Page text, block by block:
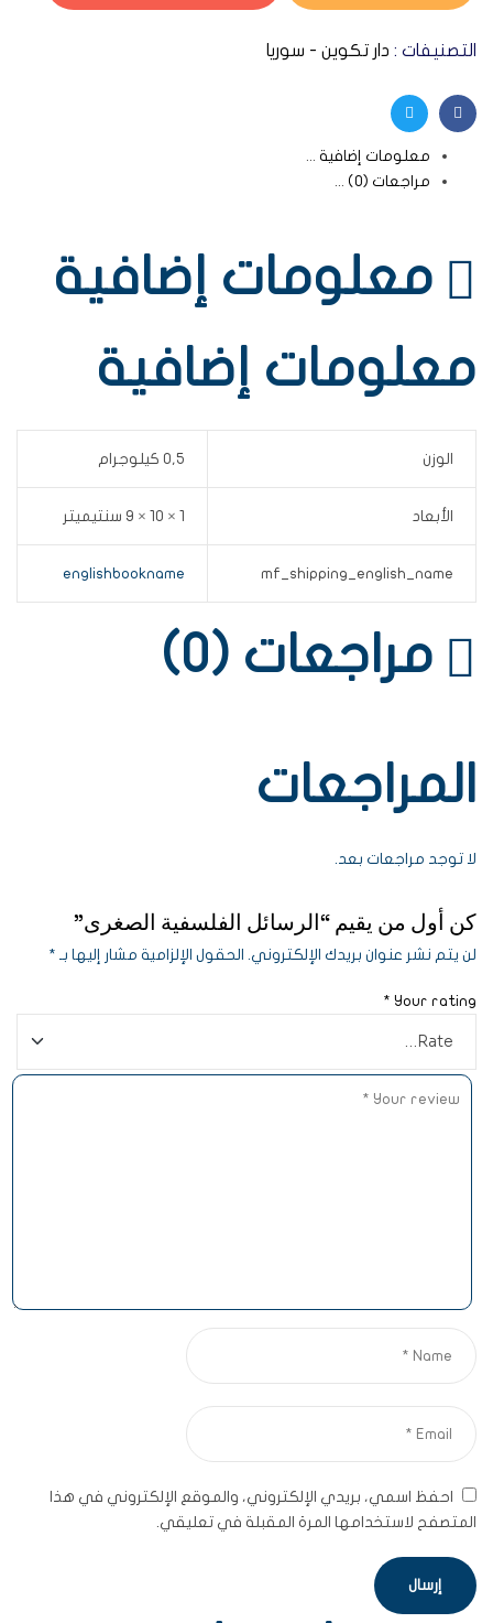
التصنيفات : دار تكوين - سوريا
Facebook
Twitter
معلومات إضافية
مراجعات (0)
معلومات إضافية
معلومات إضافية
الوزن 0,5 كيلوجرام
الأبعاد 1 × 10 × 9 سنتيميتر
mf_shipping_english_name
englishbookname
مراجعات (0)
المراجعات
لا توجد مراجعات بعد.
كن أول من يقيم “الرسائل الفلسفية الصغرى”
لن يتم نشر عنوان بريدك الإلكتروني. الحقول الإلزامية مشار إليها بـ *
Your rating
*
احفظ اسمي، بريدي الإلكتروني، والموقع الإلكتروني في هذا
المتصفح لاستخدامها المرة المقبلة في تعليقي.